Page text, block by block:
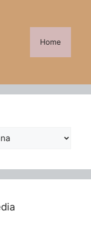
Home